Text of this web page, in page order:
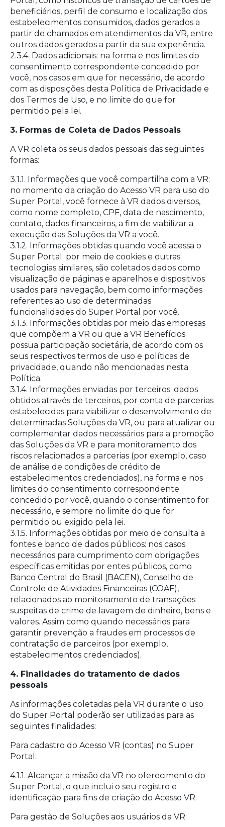
beneficiários, perfil de consumo e localização dos
estabelecimentos consumidos, dados gerados a
partir de chamados em atendimentos da VR, entre
outros dados gerados a partir da sua experiência.
2.3.4. Dados adicionais: na forma e nos limites do
consentimento correspondente concedido por
você, nos casos em que for necessário, de acordo
com as disposições desta Política de Privacidade e
dos Termos de Uso, e no limite do que for
permitido pela lei.
3. Formas de Coleta de Dados Pessoais
A VR coleta os seus dados pessoais das seguintes
formas:
3.1.1. Informações que você compartilha com a VR:
no momento da criação do Acesso VR para uso do
Super Portal, você fornece à VR dados diversos,
como nome completo, CPF, data de nascimento,
contato, dados financeiros, a fim de viabilizar a
execução das Soluções da VR a você.
3.1.2. Informações obtidas quando você acessa o
Super Portal: por meio de cookies e outras
tecnologias similares, são coletados dados como
visualização de páginas e aparelhos e dispositivos
usados para navegação, bem como informações
referentes ao uso de determinadas
funcionalidades do Super Portal por você.
3.1.3. Informações obtidas por meio das empresas
que compõem a VR ou que a VR Benefícios
possua participação societária, de acordo com os
seus respectivos termos de uso e políticas de
privacidade, quando não mencionadas nesta
Política.
3.1.4. Informações enviadas por terceiros: dados
obtidos através de terceiros, por conta de parcerias
estabelecidas para viabilizar o desenvolvimento de
determinadas Soluções da VR, ou para atualizar ou
complementar dados necessários para a promoção
das Soluções da VR e para monitoramento dos
riscos relacionados a parcerias (por exemplo, caso
de análise de condições de crédito de
estabelecimentos credenciados), na forma e nos
limites do consentimento correspondente
concedido por você, quando o consentimento for
necessário, e sempre no limite do que for
permitido ou exigido pela lei.
3.1.5. Informações obtidas por meio de consulta a
fontes e banco de dados públicos: nos casos
necessários para cumprimento com obrigações
específicas emitidas por entes públicos, como
Banco Central do Brasil (BACEN), Conselho de
Controle de Atividades Financeiras (COAF),
relacionados ao monitoramento de transações
suspeitas de crime de lavagem de dinheiro, bens e
valores. Assim como quando necessários para
garantir prevenção a fraudes em processos de
contratação de parceiros (por exemplo,
estabelecimentos credenciados).
4. Finalidades do tratamento de dados
pessoais
As informações coletadas pela VR durante o uso
do Super Portal poderão ser utilizadas para as
seguintes finalidades:
Para cadastro do Acesso VR (contas) no Super
Portal:
4.1.1. Alcançar a missão da VR no oferecimento do
Super Portal, o que inclui o seu registro e
identificação para fins de criação do Acesso VR.
Para gestão de Soluções aos usuários da VR: